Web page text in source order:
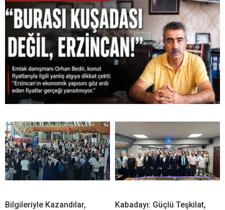
Bilgileriyle Kazandılar, Kabadayı: Güçlü Teşkilat,